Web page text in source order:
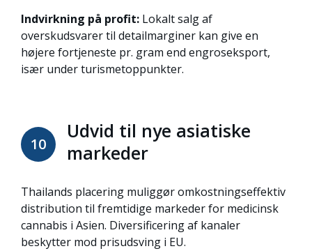
Indvirkning på profit: Lokalt salg af
overskudsvarer til detailmarginer kan give en
højere fortjeneste pr. gram end engroseksport,
især under turismetoppunkter.
10
Udvid til nye asiatiske
markeder
Thailands placering muliggør omkostningseffektiv
distribution til fremtidige markeder for medicinsk
cannabis i Asien. Diversificering af kanaler
beskytter mod prisudsving i EU.